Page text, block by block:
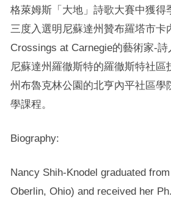
格萊姆斯「大地」詩歌大賽中獲得
三度入選明尼蘇達州贊布羅塔市卡
Crossings at Carnegie的藝術家-
尼蘇達州羅徹斯特的羅徹斯特社區
州布魯克林公園的北亨內平社區學
學課程。
Biography:
Nancy Shih-Knodel graduated
Oberlin, Ohio) and received her